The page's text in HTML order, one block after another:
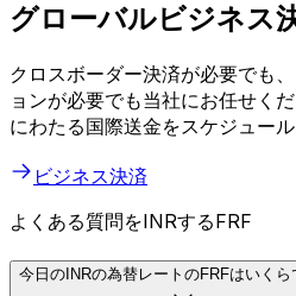
グローバルビジネス
クロスボーダー決済が必要でも
ョンが必要でも当社にお任せく
にわたる国際送金をスケジュール
ビジネス決済
よくある質問をINRするFRF
今日のINRの為替レートのFRFはいくら